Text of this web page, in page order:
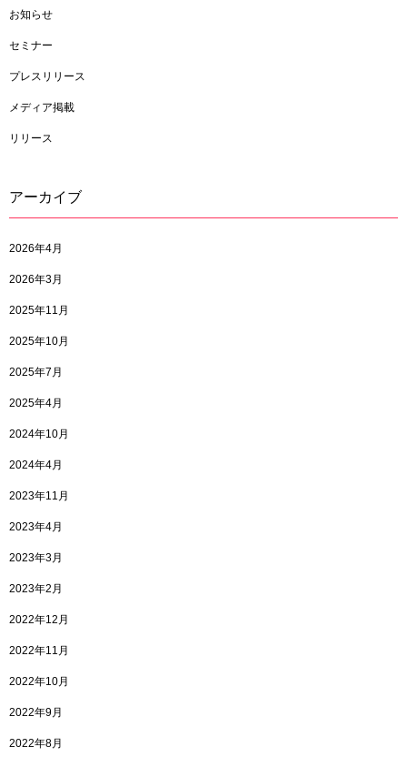
お知らせ
セミナー
プレスリリース
メディア掲載
リリース
アーカイブ
2026年4月
2026年3月
2025年11月
2025年10月
2025年7月
2025年4月
2024年10月
2024年4月
2023年11月
2023年4月
2023年3月
2023年2月
2022年12月
2022年11月
2022年10月
2022年9月
2022年8月